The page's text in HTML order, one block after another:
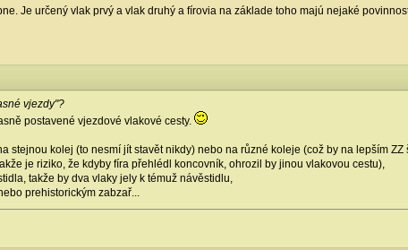
Je určený vlak prvý a vlak druhý a fírovia na základe toho majú nejaké
vjezdy"?
postavené vjezdové vlakové cesty.
stejnou kolej (to nesmí jít stavět nikdy) nebo na různé koleje (což by na lepším ZZ
je riziko, že kdyby fíra přehlédl koncovník, ohrozil by jinou vlakovou cestu),
takže by dva vlaky jely k témuž návěstidlu,
prehistorickým zabzař...